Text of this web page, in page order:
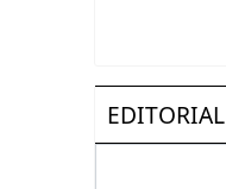
EDITORIAL